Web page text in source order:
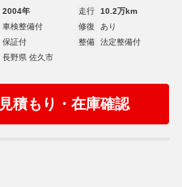
2004年 走行
10.2万km
車検整備付 修復
あり
保証付 整備
法定整備付
長野県 佐久市
見積もり・在庫確認